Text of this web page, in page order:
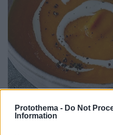
Protothema - Do Not
Information
20.01.2023, 08:00